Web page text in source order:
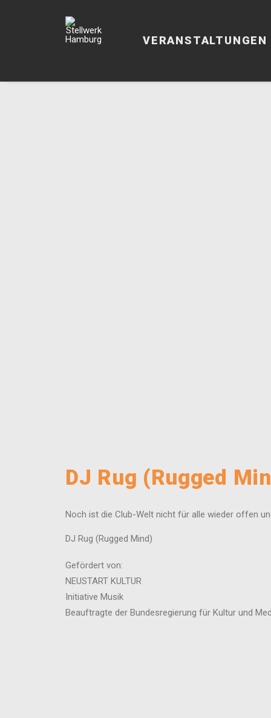
VERANSTALTUNGEN
DJ Rug (Rugged
Noch ist die Club-Welt nicht für alle wieder offen
DJ Rug (Rugged Mind)
Gefördert von:
NEUSTART KULTUR
Initiative Musik
Beauftragte der Bundesregierung für Kultur und